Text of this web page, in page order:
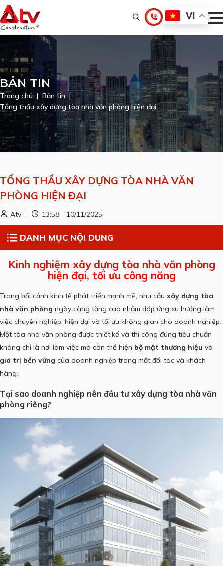
VI
BẢN TIN
Trang chủ
Bản tin
Tổng thầu xây dựng tòa nhà văn phòng hiện đại
TỔNG THẦU XÂY DỰNG TÒA NHÀ VĂN
PHÒNG HIỆN ĐẠI
Atv 13:58 - 10/11/2025
DANH MỤC NỘI DUNG
Kinh nghiệm xây dựng tòa nhà văn phòng
hiện đại, tối ưu công năng
Trong bối cảnh kinh tế phát triển mạnh mẽ, nhu cầu xây dựng tòa
nhà văn phòng ngày càng tăng cao nhằm đáp ứng xu hướng làm
việc chuyên nghiệp, hiện đại và tối ưu không gian cho doanh nghiệp.
Một tòa nhà văn phòng được thiết kế và thi công đúng tiêu chuẩn
không chỉ là nơi làm việc mà còn thể hiện bộ mặt thương hiệu và
giá trị bền vững của doanh nghiệp trong mắt đối tác và khách
hàng.
Tại sao doanh nghiệp nên đầu tư xây dựng tòa nhà văn
phòng riêng?